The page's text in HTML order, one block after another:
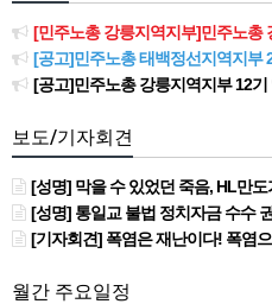
[민주노총 강릉지역지부]민주노총 강릉지
[공고]민주노총 태백정선지역지부
[공고]민주노총 강릉지역지부 12기
보도/기자회견
[성명] 막을 수 있었던 죽음, HL만도가 책임져라 : 청년노동자 사
[성명] 통일교 불법 정치자금 수수 권
[기자회견] 폭염은 재난이다! 폭염으로부터 안전한 일터를 위한
월간 주요일정